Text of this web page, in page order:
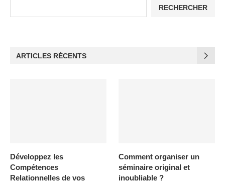
RECHERCHER
ARTICLES RÉCENTS
Développez les
Compétences
Relationnelles de vos
Comment organiser un
séminaire original et
inoubliable ?